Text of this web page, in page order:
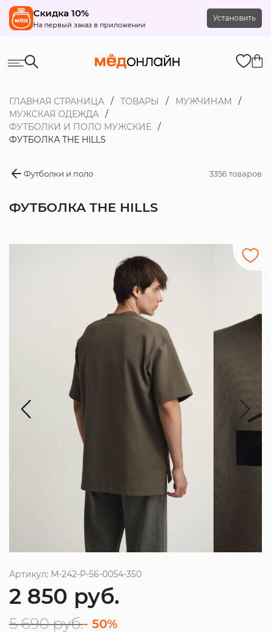
Скидка 10%
На первый заказ в приложении
Установить
ГЛАВНАЯ СТРАНИЦА ТОВАРЫ
МУЖЧИНАМ
МУЖСКАЯ ОДЕЖДА
ФУТБОЛКИ И ПОЛО МУЖСКИЕ
ФУТБОЛКА THE HILLS
Футболки и поло 3356 товаров
ФУТБОЛКА THE HILLS
Артикул: M-242-P-56-0054-350
2 850 руб.
5 690 руб.- 50%